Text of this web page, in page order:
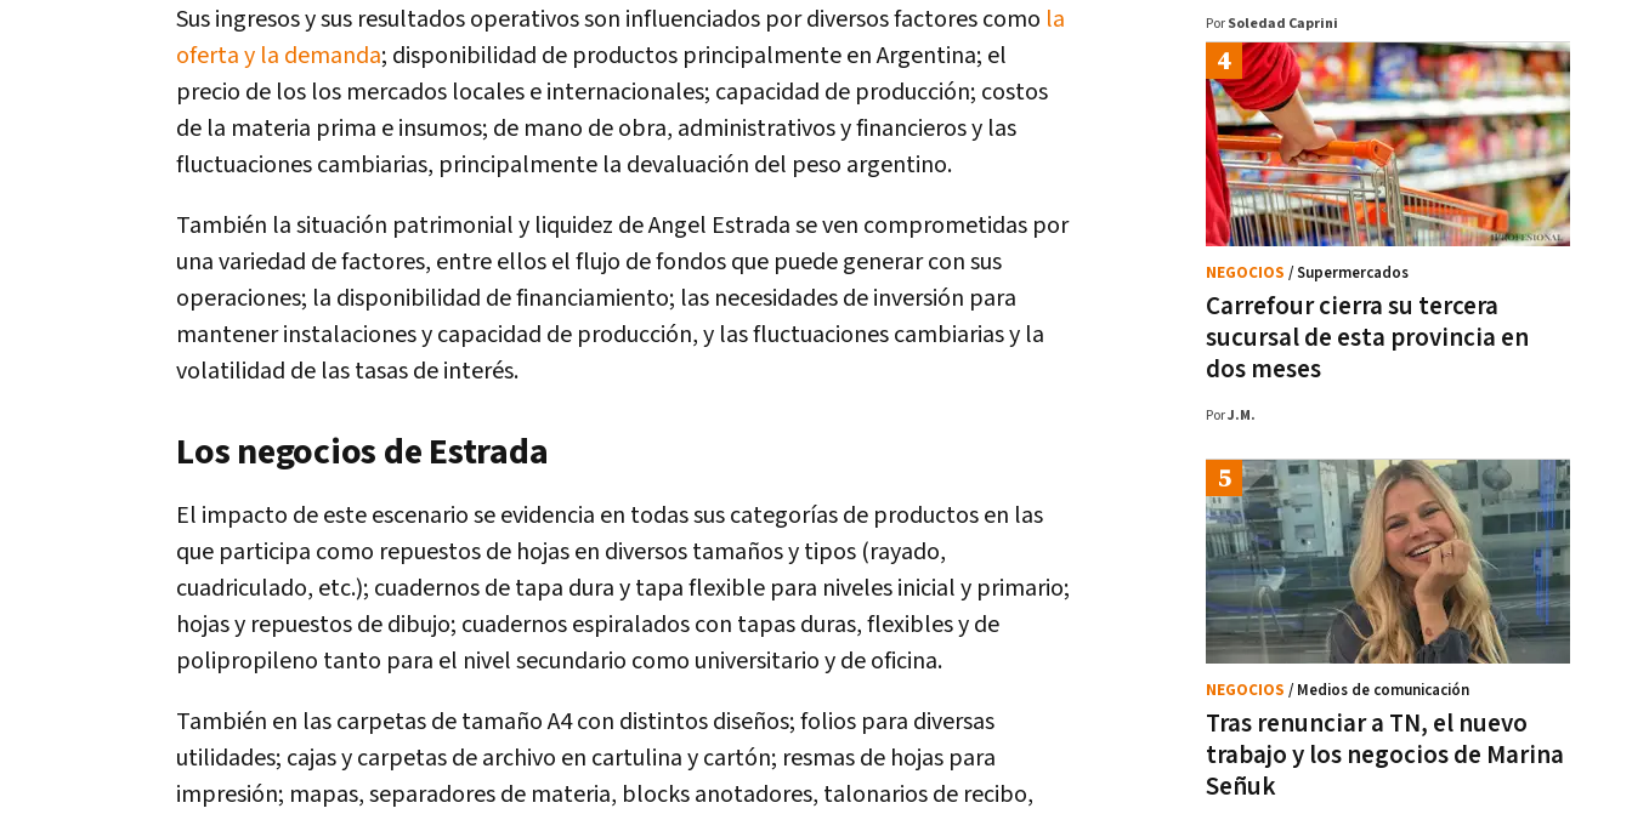
Sus ingresos y sus resultados operativos son influenciados por diversos factores como la
oferta y la demanda; disponibilidad de productos principalmente en Argentina; el
precio de los los mercados locales e internacionales; capacidad de producción; costos
de la materia prima e insumos; de mano de obra, administrativos y financieros y las
fluctuaciones cambiarias, principalmente la devaluación del peso argentino.
También la situación patrimonial y liquidez de Angel Estrada se ven comprometidas por
una variedad de factores, entre ellos el flujo de fondos que puede generar con sus
operaciones; la disponibilidad de financiamiento; las necesidades de inversión para
mantener instalaciones y capacidad de producción, y las fluctuaciones cambiarias y la
volatilidad de las tasas de interés.
Los negocios de Estrada
El impacto de este escenario se evidencia en todas sus categorías de productos en las
que participa como repuestos de hojas en diversos tamaños y tipos (rayado,
cuadriculado, etc.); cuadernos de tapa dura y tapa flexible para niveles inicial y primario;
hojas y repuestos de dibujo; cuadernos espiralados con tapas duras, flexibles y de
polipropileno tanto para el nivel secundario como universitario y de oficina.
También en las carpetas de tamaño A4 con distintos diseños; folios para diversas
utilidades; cajas y carpetas de archivo en cartulina y cartón; resmas de hojas para
impresión; mapas, separadores de materia, blocks anotadores, talonarios de recibo,
Por Soledad Caprini
Carrefour cierra su tercera
sucursal de esta provincia en
dos meses
NEGOCIOS / Supermercados
PorJ.M.
Tras renunciar a TN, el nuevo
trabajo y los negocios de Marina
Señuk
NEGOCIOS / Medios de comunicación